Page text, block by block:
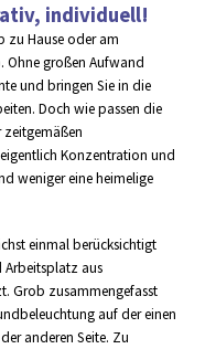
individuell!
zu Hause oder am
großen Aufwand
und bringen Sie in die
Doch wie passen die
Konzentration und
weniger eine heimelige
einmal berücksichtigt
Arbeitsplatz aus
Grob zusammengefasst
auf der einen
anderen Seite. Zu